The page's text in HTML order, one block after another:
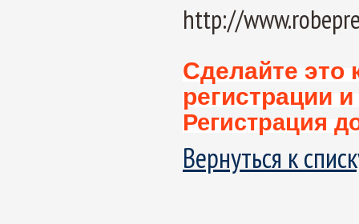
http://
Сделайте это
регистрации
Регистрация
Вернуться к